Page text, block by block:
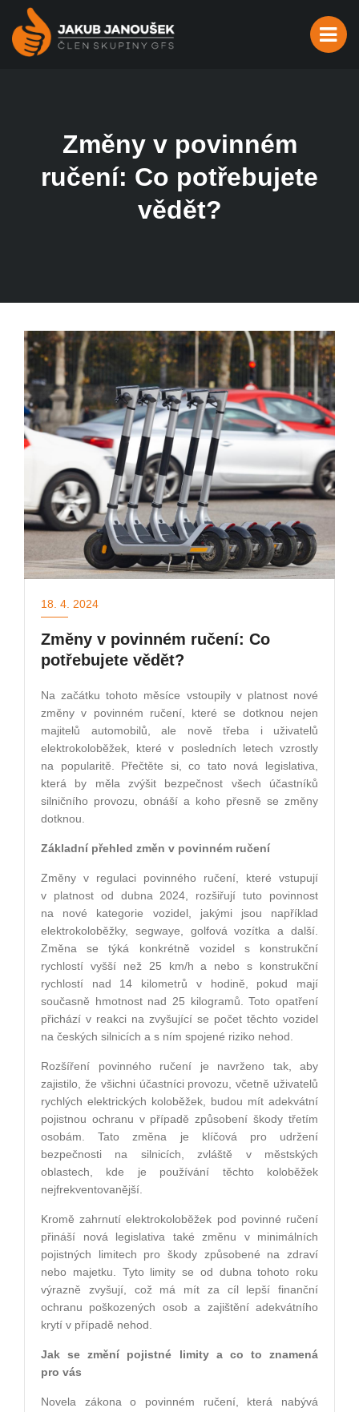
Změny v povinném
ručení: Co potřebujete
vědět?
18. 4. 2024
Změny v povinném ručení: Co
potřebujete vědět?
Na začátku tohoto měsíce vstoupily v platnost nové
změny v povinném ručení, které se dotknou nejen
majitelů automobilů, ale nově třeba i uživatelů
elektrokoloběžek, které v posledních letech vzrostly
na popularitě. Přečtěte si, co tato nová legislativa,
která by měla zvýšit bezpečnost všech účastníků
silničního provozu, obnáší a koho přesně se změny
dotknou.
Základní přehled změn v povinném ručení
Změny v regulaci povinného ručení, které vstupují
v platnost od dubna 2024, rozšiřují tuto povinnost
na nové kategorie vozidel, jakými jsou například
elektrokoloběžky, segwaye, golfová vozítka a další.
Změna se týká konkrétně vozidel s konstrukční
rychlostí vyšší než 25 km/h a nebo s konstrukční
rychlostí nad 14 kilometrů v hodině, pokud mají
současně hmotnost nad 25 kilogramů. Toto opatření
přichází v reakci na zvyšující se počet těchto vozidel
na českých silnicích a s ním spojené riziko nehod.
Rozšíření povinného ručení je navrženo tak, aby
zajistilo, že všichni účastníci provozu, včetně uživatelů
rychlých elektrických koloběžek, budou mít adekvátní
pojistnou ochranu v případě způsobení škody třetím
osobám. Tato změna je klíčová pro udržení
bezpečnosti na silnicích, zvláště v městských
oblastech, kde je používání těchto koloběžek
nejfrekventovanější.
Kromě zahrnutí elektrokoloběžek pod povinné ručení
přináší nová legislativa také změnu v minimálních
pojistných limitech pro škody způsobené na zdraví
nebo majetku. Tyto limity se od dubna tohoto roku
výrazně zvyšují, což má mít za cíl lepší finanční
ochranu poškozených osob a zajištění adekvátního
krytí v případě nehod.
Jak se změní pojistné limity a co to znamená
pro vás
Novela zákona o povinném ručení, která nabývá